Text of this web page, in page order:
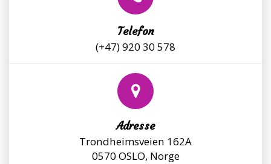
Telefon
(+47) 920 30 578
Adresse
Trondheimsveien 162A
0570 OSLO, Norge